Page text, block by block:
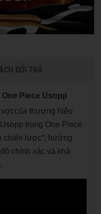
ĐỔI TRẢ
Piece Usopp
vợt của thương hiệu
trong One Piece.
chiến lược”, hướng
chính xác và khả